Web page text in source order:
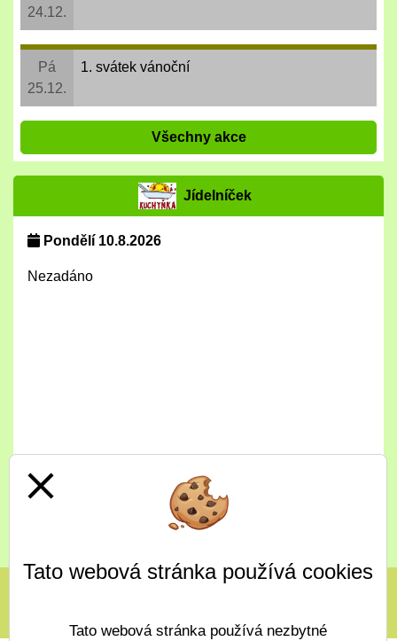
24.12.
Pá
25.12.
1. svátek vánoční
Všechny akce
Jídelníček
Pondělí 10.8.2026
Nezadáno
Celý jídelníček
close
Tato webová stránka používá cookies
Tato webová stránka používá nezbytné